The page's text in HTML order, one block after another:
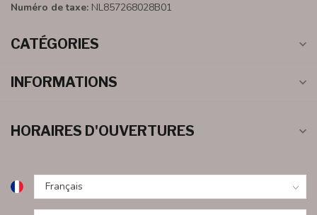
Numéro de taxe: NL857268028B01
CATÉGORIES
INFORMATIONS
HORAIRES D'OUVERTURES